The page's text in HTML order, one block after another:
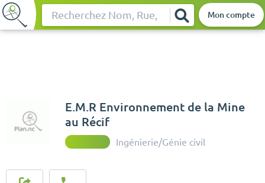
Rechercher Mon compte
E.M.R Environnement de la Mine
au Récif
Ingénierie/Génie civil